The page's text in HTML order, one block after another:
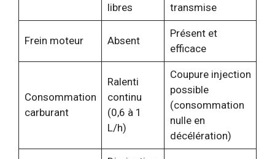
libres
transmise
Frein moteur Absent
Présent et
efficace
Consommation
carburant
Ralenti
continu
(0,6 à 1
L/h)
Coupure injection
possible
(consommation
nulle en
décélération)